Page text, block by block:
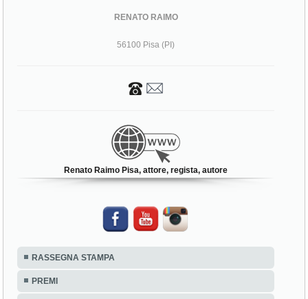
RENATO RAIMO
56100 Pisa (PI)
Renato Raimo Pisa, attore, regista, autore
RASSEGNA STAMPA
PREMI